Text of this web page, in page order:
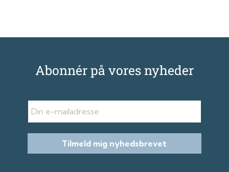
Abonnér på vores nyheder
Tilmeld mig nyhedsbrevet